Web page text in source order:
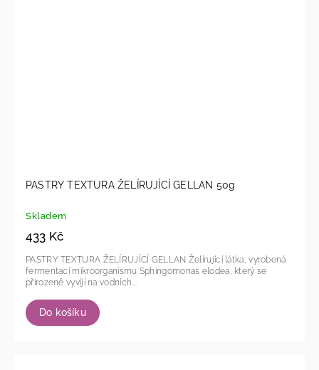
PASTRY TEXTURA ŽELÍRUJÍCÍ GELLAN 50g
Skladem
433 Kč
Do košíku
PASTRY TEXTURA ŽELÍRUJÍCÍ GELLAN Želírující látka, vyrobená
fermentací mikroorganismu Sphingomonas elodea, který se
přirozeně vyvíjí na vodních...